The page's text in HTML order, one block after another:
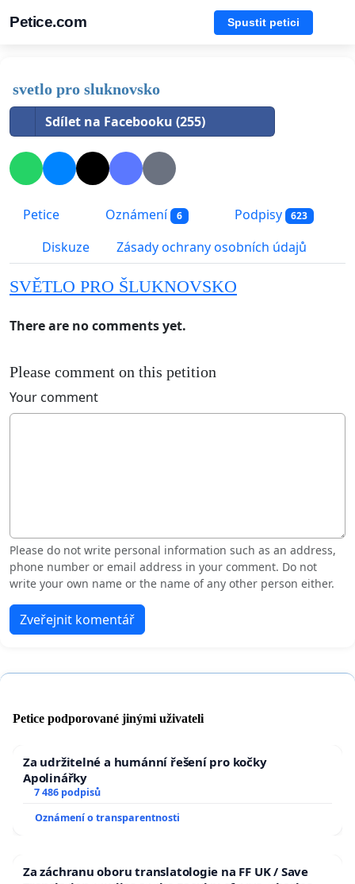
Petice.com Spustit petici
svetlo pro sluknovsko
Sdílet na Facebooku (255)
Petice Oznámení 6 Podpisy 623
Diskuze Zásady ochrany osobních údajů
SVĚTLO PRO ŠLUKNOVSKO
There are no comments yet.
Please comment on this petition
Your comment
Please do not write personal information such as an address,
phone number or email address in your comment. Do not
write your own name or the name of any other person either.
Zveřejnit komentář
Petice podporované jinými uživateli
Za udržitelné a humánní řešení pro kočky
Apolinářky
7 486 podpisů
Oznámení o transparentnosti
Za záchranu oboru translatologie na FF UK / Save